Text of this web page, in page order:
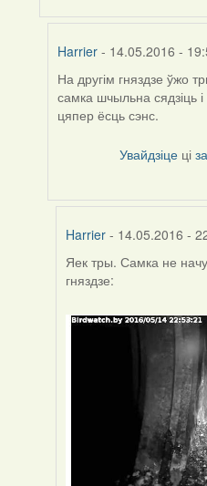
Harrier - 14.05.2016 -
In
reply
to
На другім гняздзе ўжо
самка шчыльна сядзіць і
цяпер ёсць сэнс.
Увайдзіце ці
Harrier - 14.05.2016 -
In
reply
by
Яек тры. Самка не
гняздзе: